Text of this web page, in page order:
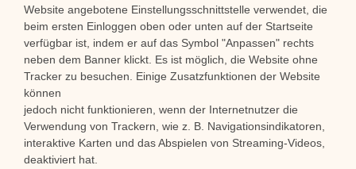
Website angebotene Einstellungsschnittstelle verwendet, die
beim ersten Einloggen oben oder unten auf der Startseite
verfügbar ist, indem er auf das Symbol "Anpassen" rechts
neben dem Banner klickt. Es ist möglich, die Website ohne
Tracker zu besuchen. Einige Zusatzfunktionen der Website
können
jedoch nicht funktionieren, wenn der Internetnutzer die
Verwendung von Trackern, wie z. B. Navigationsindikatoren,
interaktive Karten und das Abspielen von Streaming-Videos,
deaktiviert hat.